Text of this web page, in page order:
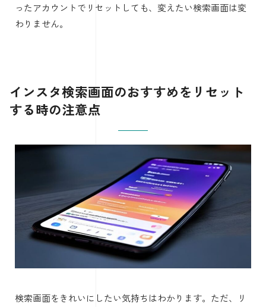
ったアカウントでリセットしても、変えたい検索画面は変
わりません。
インスタ検索画面のおすすめをリセット
する時の注意点
検索画面をきれいにしたい気持ちはわかります。ただ、リ